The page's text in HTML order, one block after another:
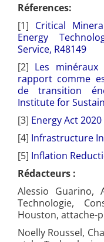
Réferences:
[1] Critical
Energy
Service, R48149
[2] Les
rapport comme
de transition
Institute for
[3] Energy Act 2020
[4] Infrastructure
[5] Inflation
Rédacteurs :
Alessio Guarino,
Technologie,
Houston, attache-
Noelly Roussel,